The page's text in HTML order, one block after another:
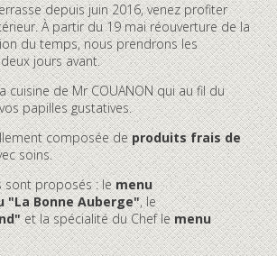
depuis juin 2016, venez profiter
À partir du 19 mai réouverture de la
du temps, nous prendrons les
jours avant.
cuisine de Mr COUANON qui au fil du
papilles gustatives.
composée deproduits frais de
soins.
sont proposés : lemenu
"La Bonne Auberge", le
et la spécialité du Chef lemenu